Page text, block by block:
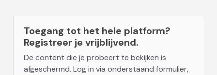
Toegang tot het hele platform?
Registreer je vrijblijvend.
De content die je probeert te bekijken is
afgeschermd. Log in via onderstaand formulier,